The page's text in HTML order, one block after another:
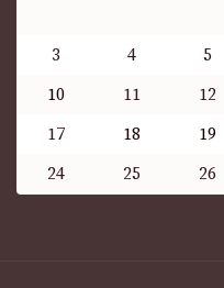
3
4 5
10
11 12
17
18 19
24
25 26